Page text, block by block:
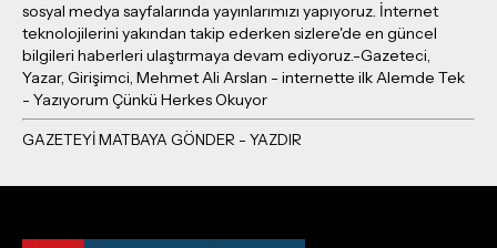
sosyal medya sayfalarında yayınlarımızı yapıyoruz. İnternet
teknolojilerini yakından takip ederken sizlere'de en güncel
bilgileri haberleri ulaştırmaya devam ediyoruz.-Gazeteci,
Yazar, Girişimci, Mehmet Ali Arslan - internette ilk Alemde Tek
- Yazıyorum Çünkü Herkes Okuyor